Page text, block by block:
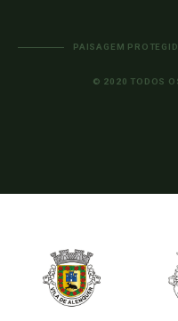
PAISAGEM
© 2020 TODOS